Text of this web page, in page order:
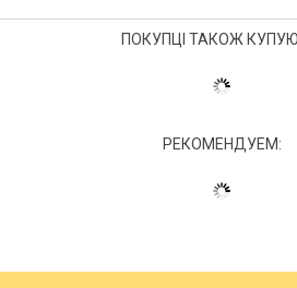
ПОКУПЦІ ТАКОЖ
РЕКОМЕНДУЕМ: